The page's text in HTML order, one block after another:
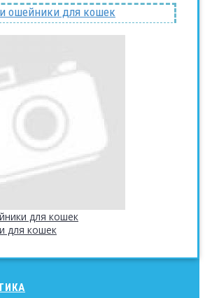
ошейники для кошек
для кошек
для кошек